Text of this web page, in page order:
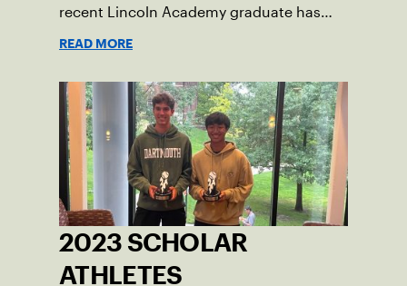
recent Lincoln Academy graduate has
Damariscotta, ME and those around her
throughout her childhood.
READ MORE
2023 SCHOLAR
ATHLETES